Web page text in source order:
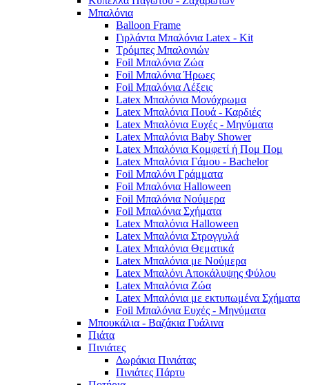
Μπαλόνια
Balloon Frame
Γιρλάντα Μπαλόνια Latex - Kit
Τρόμπες Μπαλονιών
Foil Μπαλόνια Ζώα
Foil Μπαλόνια Ήρωες
Foil Μπαλόνια Λέξεις
Latex Μπαλόνια Μονόχρωμα
Latex Μπαλόνια Πουά - Καρδιές
Latex Μπαλόνια Ευχές - Μηνύματα
Latex Μπαλόνια Baby Shower
Latex Μπαλόνια Κομφετί ή Πομ Πομ
Latex Μπαλόνια Γάμου - Bachelor
Foil Μπαλόνι Γράμματα
Foil Μπαλόνια Halloween
Foil Μπαλόνια Νούμερα
Foil Μπαλόνια Σχήματα
Latex Μπαλόνια Halloween
Latex Μπαλόνια Στρογγυλά
Latex Μπαλόνια Θεματικά
Latex Μπαλόνια με Νούμερα
Latex Μπαλόνι Αποκάλυψης Φύλου
Latex Μπαλόνια Ζώα
Latex Μπαλόνια με εκτυπωμένα Σχήματα
Foil Μπαλόνια Ευχές - Μηνύματα
Μπουκάλια - Βαζάκια Γυάλινα
Πιάτα
Πινιάτες
Δωράκια Πινιάτας
Πινιάτες Πάρτυ